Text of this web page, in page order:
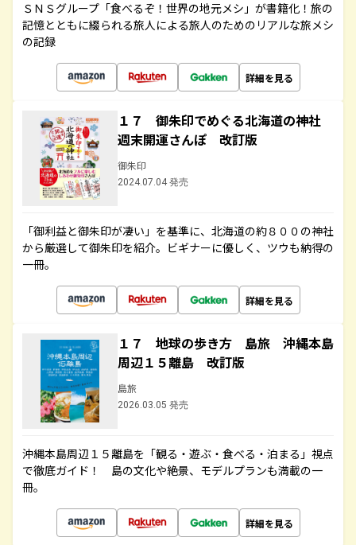
ＳＮＳグループ「食べるぞ！世界の地元メシ」が書籍化！旅の
記憶とともに綴られる旅人による旅人のためのリアルな旅メシ
の記録
詳細を見る
１７ 御朱印でめぐる北海道の神社
週末開運さんぽ 改訂版
御朱印
2024.07.04 発売
「御利益と御朱印が凄い」を基準に、北海道の約８００の神社
から厳選して御朱印を紹介。ビギナーに優しく、ツウも納得の
一冊。
詳細を見る
１７ 地球の歩き方 島旅 沖縄本島
周辺１５離島 改訂版
島旅
2026.03.05 発売
沖縄本島周辺１５離島を「観る・遊ぶ・食べる・泊まる」視点
で徹底ガイド！ 島の文化や絶景、モデルプランも満載の一
冊。
詳細を見る